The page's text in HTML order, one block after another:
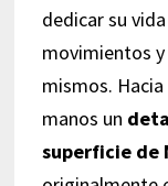
dedicar su
movimientos
mismos.
manos un
superficie de